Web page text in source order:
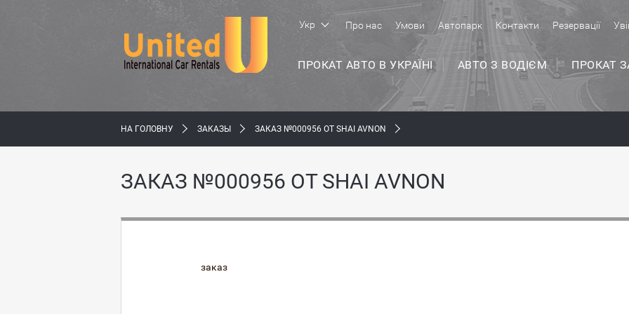
Укр
ПРОКАТ АВТО В УКРАЇНІ АВТО З ВОДІЄМ ПРОКАТ
Про нас Умови Автопарк Контакти Резервації
НА ГОЛОВНУ ЗАКАЗЫ ЗАКАЗ №000956 ОТ SHAI AVNON
ЗАКАЗ №000956 ОТ SHAI AVNON
заказ